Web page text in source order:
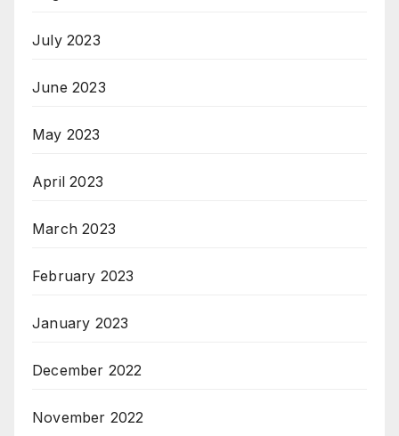
July 2023
June 2023
May 2023
April 2023
March 2023
February 2023
January 2023
December 2022
November 2022